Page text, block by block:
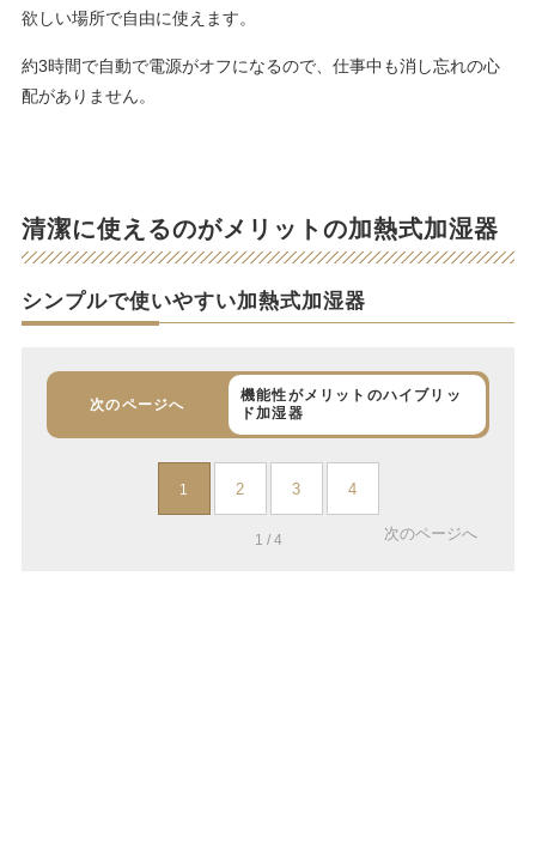
欲しい場所で自由に使えます。
約3時間で自動で電源がオフになるので、仕事中も消し忘れの心
配がありません。
清潔に使えるのがメリットの加熱式加湿器
シンプルで使いやすい加熱式加湿器
次のページへ
機能性がメリットのハイブリッ
ド加湿器
1 2 3 4
1 / 4 次のページへ